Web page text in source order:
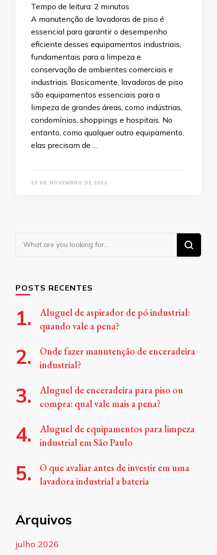
Tempo de leitura: 2 minutos
A manutenção de lavadoras de piso é
essencial para garantir o desempenho
eficiente desses equipamentos industriais,
fundamentais para a limpeza e
conservação de ambientes comerciais e
industriais. Basicamente, lavadoras de piso
são equipamentos essenciais para a
limpeza de grandes áreas, como indústrias,
condomínios, shoppings e hospitais. No
entanto, como qualquer outro equipamento,
elas precisam de …
21 DE NOVEMBRO DE 2023
Looking
for
POSTS RECENTES
Aluguel de aspirador de pó industrial:
quando vale a pena?
Onde fazer manutenção de enceradeira
industrial?
Aluguel de enceradeira para piso ou
compra: qual vale mais a pena?
Aluguel de equipamentos para limpeza
industrial em São Paulo
O que avaliar antes de investir em uma
lavadora industrial a bateria
Arquivos
julho 2026